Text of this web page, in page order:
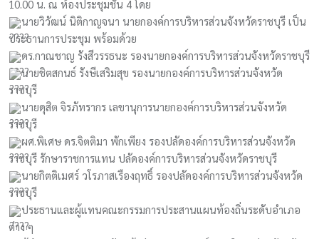
ดร.กาณชาญ รังสีวรรธนะรองนายกองค์การบริหารส่วนจังหวัดราชบุรี
นายชิตสกนธ์ รังษีเสริมสุข รองนายกองค์การบริหารส่วนจังหวัด
ราชบุรี
นายดุสิต จิรภัทรากร เลขานุการนายกองค์การบริหารส่วนจังหวัด
ราชบุรี
ผศ.พิเศษ ดร.จิตติมา พักเพียง รองปลัดองค์การบริหารส่วนจังหวัด
ราชบุรี รักษาราชการแทน ปลัดองค์การบริหารส่วนจังหวัดราชบุรี
นายกิตติเมศร์ วโรภาสเรืองฤทธิ์ รองปลัดองค์การบริหารส่วนจังหวัด
ราชบุรี
ประธานและผู้แทนคณะกรรมการประสานแผนท้องถิ่นระดับอำเภอ
ต่าง ๆ
ผู้อำนวยการกองและหัวหน้าส่วนราชการองค์การบริหารส่วนจังหวัด
ราชบุรี
ผู้แทนจากหน่วยงานที่เกี่ยวข้อง ร่วมการประชุมในครั้งนี้